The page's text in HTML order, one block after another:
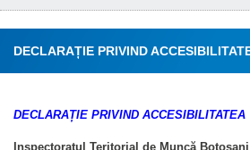
DECLARAȚIE PRIVIND
DECLARAȚIE PRIVIND ACCESIBILITATEA
Inspectoratul Teritorial de Muncă Botoșani